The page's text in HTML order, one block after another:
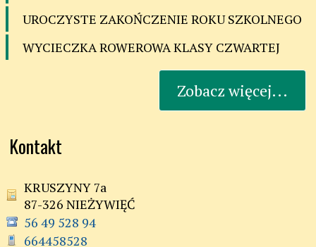
UROCZYSTE ZAKOŃCZENIE ROKU SZKOLNEGO
WYCIECZKA ROWEROWA KLASY CZWARTEJ
Zobacz więcej...
Kontakt
KRUSZYNY 7a
87-326 NIEŻYWIĘĆ
56 49 528 94
664458528